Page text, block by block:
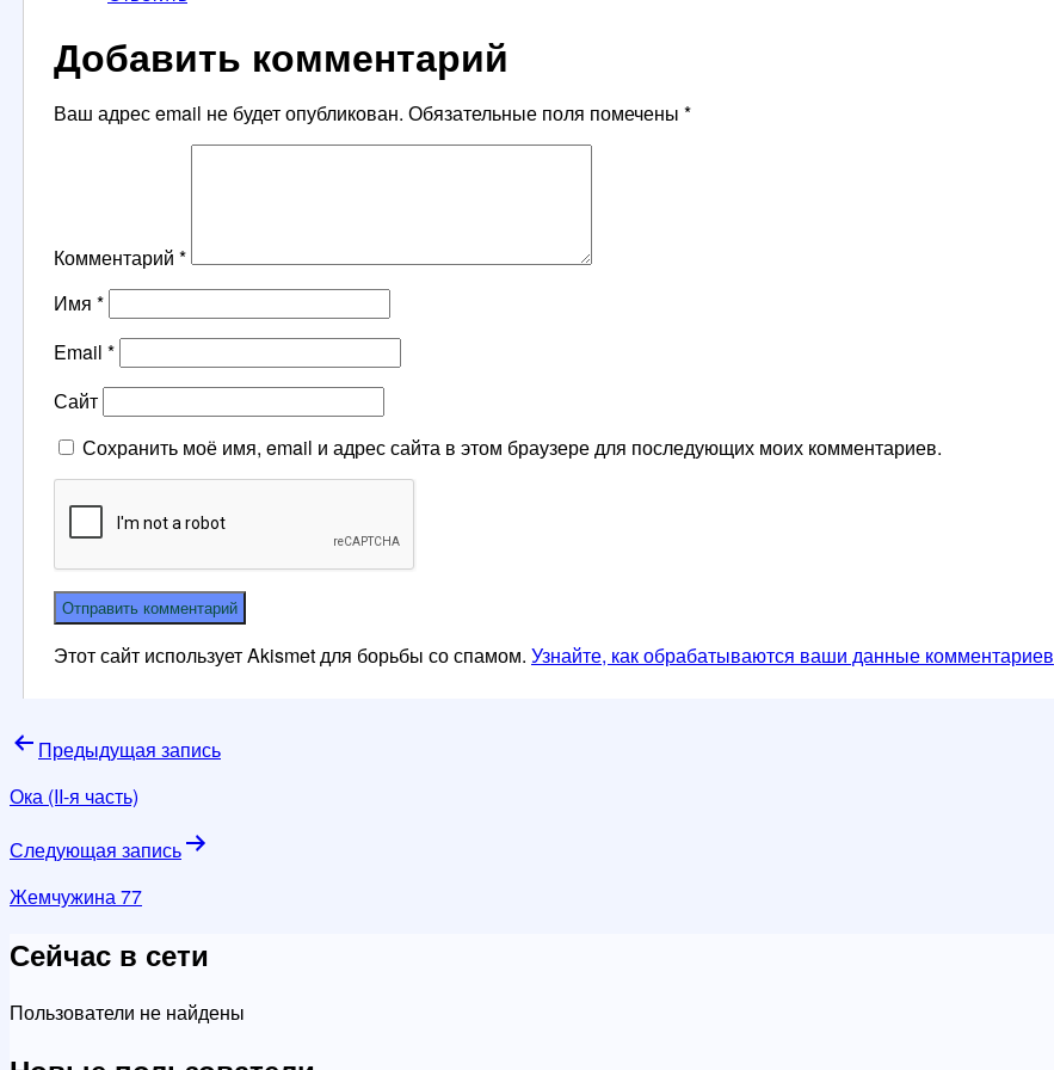
Добавить комментарий
Ваш адрес email не будет опубликован. Обязательные поля помечены *
Комментарий *
Имя *
Email *
Сайт
Сохранить моё имя, email и адрес сайта в этом браузере для последующих моих комментариев.
Этот сайт использует Akismet для борьбы со спамом. Узнайте, как обрабатываются ваши данные комментариев
Навигация
по
Предыдущая запись
Ока (II-я часть)
Следующая запись
Жемчужина 77
Сейчас в сети
Пользователи не найдены